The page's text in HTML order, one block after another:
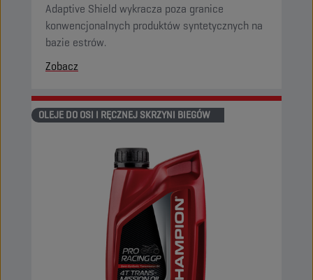
Adaptive Shield wykracza poza granice
konwencjonalnych produktów syntetycznych na
bazie estrów.
Zobacz
OLEJE DO OSI I RĘCZNEJ SKRZYNI BIEGÓW